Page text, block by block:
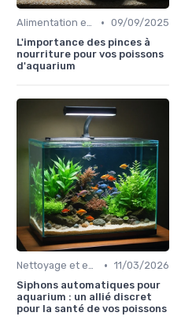
Alimentation et nutrition • 09/09/2025
L'importance des pinces à
nourriture pour vos poissons
d'aquarium
Nettoyage et entretien • 11/03/2026
Siphons automatiques pour
aquarium : un allié discret
pour la santé de vos poissons